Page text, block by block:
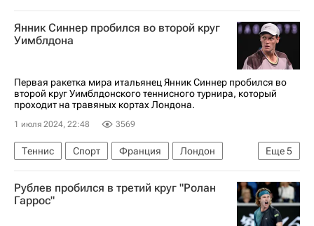
Гамбург (город)
Александр Зверев
Янник Синнер пробился во второй круг
Уимблдона
Первая ракетка мира итальянец Янник Синнер пробился во
второй круг Уимблдонского теннисного турнира, который
проходит на травяных кортах Лондона.
1 июля 2024, 22:48 3569
Еще5
Теннис Спорт Франция
Лондон
Янник Синнер
Александр Бублик
Маттео Берреттини
Казахстан Уимблдон
Рублев пробился в третий круг "Ролан
Гаррос"